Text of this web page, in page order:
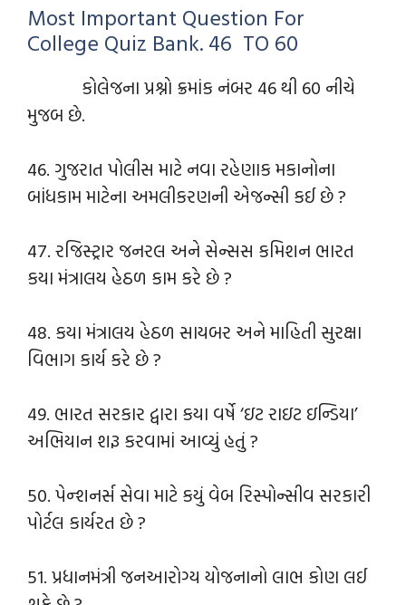
Most Important Question For
College Quiz Bank. 46 TO 60
કોલેજના પ્રશ્નો ક્રમાંક નંબર 46 થી 60 નીચે
મુજબ છે.
46. ગુજરાત પોલીસ માટે નવા રહેણાક મકાનોના
બાંધકામ માટેના અમલીકરણની એજન્સી કઈ છે ?
47. રજિસ્ટ્રાર જનરલ અને સેન્સસ કમિશન ભારત
કયા મંત્રાલય હેઠળ કામ કરે છે ?
48. કયા મંત્રાલય હેઠળ સાયબર અને માહિતી સુરક્ષા
વિભાગ કાર્ય કરે છે ?
49. ભારત સરકાર દ્વારા કયા વર્ષે ‘ઇટ રાઇટ ઇન્ડિયા’
અભિયાન શરૂ કરવામાં આવ્યું હતું ?
50. પેન્શનર્સ સેવા માટે કયું વેબ રિસ્પોન્સીવ સરકારી
પોર્ટલ કાર્યરત છે ?
51. પ્રધાનમંત્રી જનઆરોગ્ય યોજનાનો લાભ કોણ લઈ